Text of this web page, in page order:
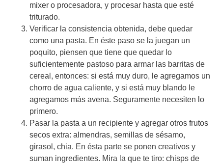
mixer o procesadora, y procesar hasta que esté
triturado.
Verificar la consistencia obtenida, debe quedar
como una pasta. En éste paso se la juegan un
poquito, piensen que tiene que quedar lo
suficientemente pastoso para armar las barritas de
cereal, entonces: si está muy duro, le agregamos un
chorro de agua caliente, y si está muy blando le
agregamos más avena. Seguramente necesiten lo
primero.
Pasar la pasta a un recipiente y agregar otros frutos
secos extra: almendras, semillas de sésamo,
girasol, chia. En ésta parte se ponen creativos y
suman ingredientes. Mira la que te tiro: chisps de